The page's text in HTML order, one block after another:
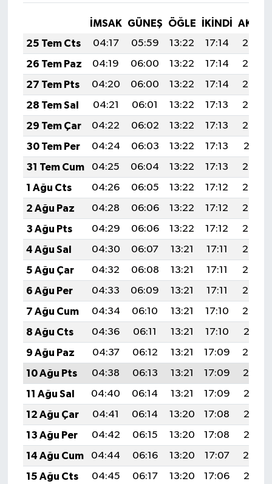
İMSAK GÜNEŞ ÖĞLE İKINDI
25 Tem Cts
04:17 05:59 13:22 17:14
20:35
26 Tem Paz
04:19 06:00 13:22 17:14
20:34
27 Tem Pts
04:20 06:00 13:22 17:14
20:33
28 Tem Sal
04:21 06:01 13:22 17:13
20:33
29 Tem Çar
04:22 06:02 13:22 17:13
20:32
30 Tem Per
04:24 06:03 13:22 17:13
20:31
31 Tem Cum
04:25 06:04 13:22 17:13
20:30
1 Ağu Cts
04:26 06:05 13:22 17:12
20:29
2 Ağu Paz
04:28 06:06 13:22 17:12
20:28
3 Ağu Pts
04:29 06:06 13:22 17:12
20:27
4 Ağu Sal
04:30 06:07 13:21 17:11
20:26
5 Ağu Çar
04:32 06:08 13:21 17:11
20:25
6 Ağu Per
04:33 06:09 13:21 17:11
20:24
7 Ağu Cum
04:34 06:10 13:21 17:10
20:22
8 Ağu Cts
04:36 06:11 13:21 17:10
20:21
9 Ağu Paz
04:37 06:12 13:21 17:09
20:20
10 Ağu Pts
04:38 06:13 13:21 17:09
20:19
11 Ağu Sal
04:40 06:14 13:21 17:09
20:18
12 Ağu Çar
04:41 06:14 13:20 17:08
20:17
13 Ağu Per
04:42 06:15 13:20 17:08
20:15
14 Ağu Cum
04:44 06:16 13:20 17:07
20:14
15 Ağu Cts
04:45 06:17 13:20 17:06
20:13